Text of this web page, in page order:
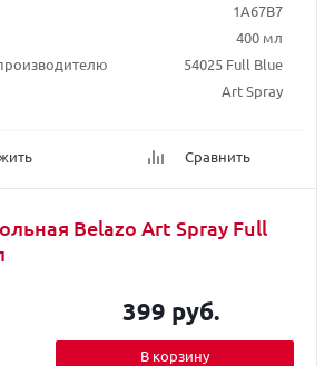
1A67B7
400 мл
54025 Full Blue
Art Spray
Сравнить
Belazo Art Spray Full
399 руб.
В корзину